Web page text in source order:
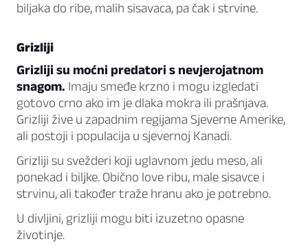
biljaka do ribe, malih sisavaca, pa čak i strvine.
Grizliji
Grizliji su moćni predatori s nevjerojatnom
snagom. Imaju smeđe krzno i mogu izgledati
gotovo crno ako im je dlaka mokra ili prašnjava.
Grizliji žive u zapadnim regijama Sjeverne Amerike,
ali postoji i populacija u sjevernoj Kanadi.
Grizliji su svežderi koji uglavnom jedu meso, ali
ponekad i biljke. Obično love ribu, male sisavce i
strvinu, ali također traže hranu ako je potrebno.
U divljini, grizliji mogu biti izuzetno opasne
životinje.